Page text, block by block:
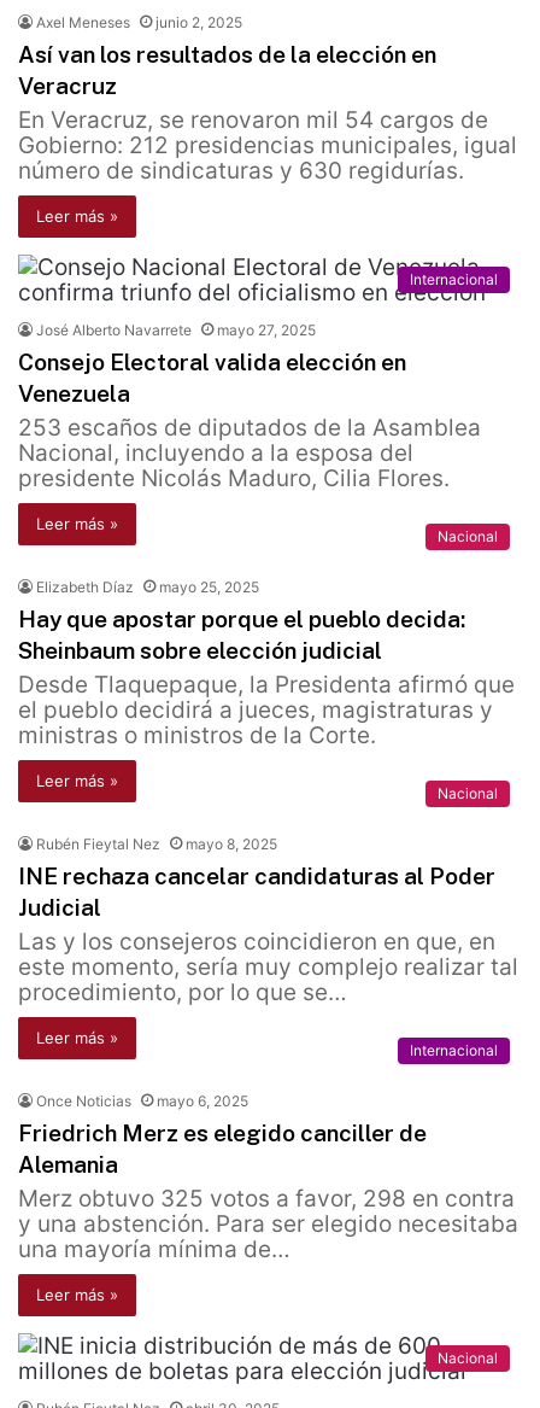
Axel Meneses junio 2, 2025
Así van los resultados de la elección en
Veracruz
En Veracruz, se renovaron mil 54 cargos de
Gobierno: 212 presidencias municipales, igual
número de sindicaturas y 630 regidurías.
Leer más »
Internacional
José Alberto Navarrete mayo 27, 2025
Consejo Electoral valida elección en
Venezuela
253 escaños de diputados de la Asamblea
Nacional, incluyendo a la esposa del
presidente Nicolás Maduro, Cilia Flores.
Leer más »
Nacional
Elizabeth Díaz mayo 25, 2025
Hay que apostar porque el pueblo decida:
Sheinbaum sobre elección judicial
Desde Tlaquepaque, la Presidenta afirmó que
el pueblo decidirá a jueces, magistraturas y
ministras o ministros de la Corte.
Leer más »
Nacional
Rubén Fieytal Nez mayo 8, 2025
INE rechaza cancelar candidaturas al Poder
Judicial
Las y los consejeros coincidieron en que, en
este momento, sería muy complejo realizar tal
procedimiento, por lo que se…
Leer más »
Internacional
Once Noticias mayo 6, 2025
Friedrich Merz es elegido canciller de
Alemania
Merz obtuvo 325 votos a favor, 298 en contra
y una abstención. Para ser elegido necesitaba
una mayoría mínima de…
Leer más »
Nacional